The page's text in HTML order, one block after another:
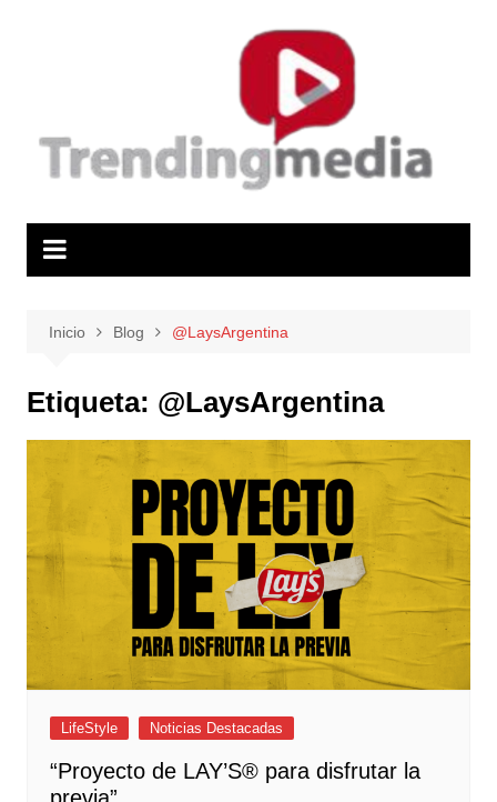
Inicio Blog @LaysArgentina
Etiqueta: @LaysArgentina
LifeStyle Noticias Destacadas
“Proyecto de LAY’S® para disfrutar la